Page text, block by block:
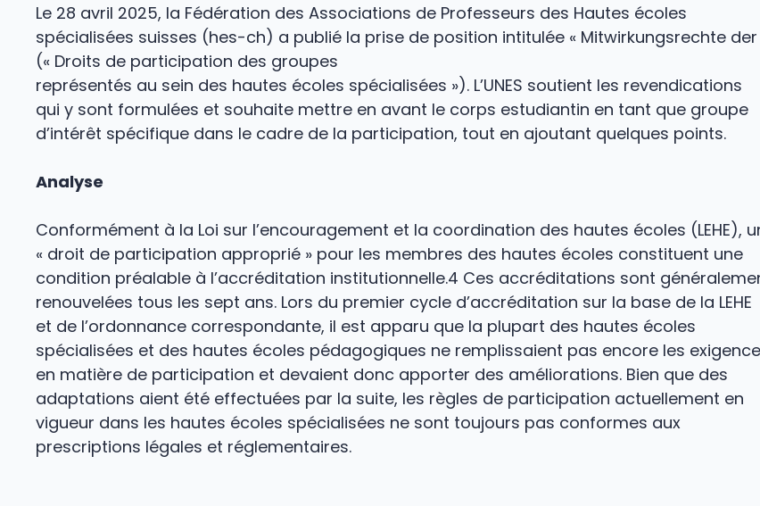
Le 28 avril 2025, la Fédération des Associations de Professeurs des Hautes écoles
spécialisées suisses (hes-ch) a publié la prise de position intitulée « Mitwirkungsrechte
(« Droits de participation des groupes
représentés au sein des hautes écoles spécialisées »). L’UNES soutient les revendications
qui y sont formulées et souhaite mettre en avant le corps estudiantin en tant que groupe
d’intérêt spécifique dans le cadre de la participation, tout en ajoutant quelques points.
Analyse
Conformément à la Loi sur l’encouragement et la coordination des hautes écoles (LEHE),
« droit de participation approprié » pour les membres des hautes écoles constituent une
condition préalable à l’accréditation institutionnelle.4 Ces accréditations sont
renouvelées tous les sept ans. Lors du premier cycle d’accréditation sur la base de la LEHE
et de l’ordonnance correspondante, il est apparu que la plupart des hautes écoles
spécialisées et des hautes écoles pédagogiques ne remplissaient pas encore les
en matière de participation et devaient donc apporter des améliorations. Bien que des
adaptations aient été effectuées par la suite, les règles de participation actuellement en
vigueur dans les hautes écoles spécialisées ne sont toujours pas conformes aux
prescriptions légales et réglementaires.